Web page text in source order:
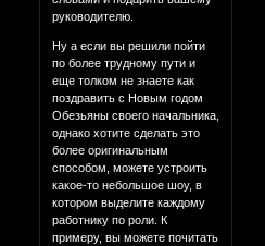
руководителю.
Ну а если вы решили пойти
по более трудному пути и
еще толком не знаете как
поздравить с Новым годом
Обезьяны своего начальника,
однако хотите сделать это
более оригинальным
способом, можете устроить
какое-то небольшое шоу, в
котором выделите каждому
работнику по роли. К
примеру, вы можете почитать